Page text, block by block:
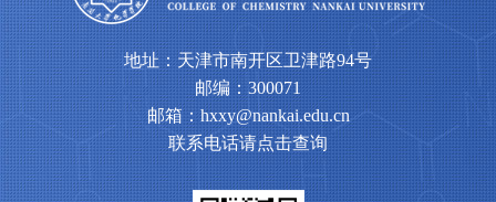
地址：天津市南开区卫津路94号
邮编：300071
邮箱：hxxy@nankai.edu.cn
联系电话请点击查询